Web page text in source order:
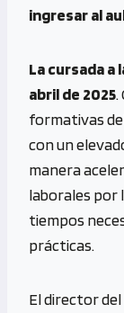
ingresar al
La cursada a
abril de 2025.
formativas
con un
manera
laborales por
tiempos
prácticas.
El director del